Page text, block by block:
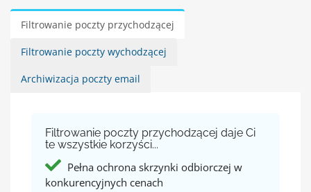
Filtrowanie poczty przychodzącej
Filtrowanie poczty wychodzącej
Archiwizacja poczty email
Filtrowanie poczty przychodzącej daje Ci
te wszystkie korzyści...
Pełna ochrona skrzynki odbiorczej w
konkurencyjnych cenach